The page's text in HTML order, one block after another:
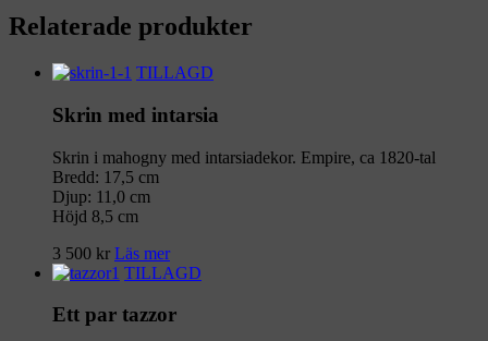
Relaterade produkter
TILLAGD
Skrin med intarsia
Skrin i mahogny med intarsiadekor. Empire, ca 1820-tal
Bredd: 17,5 cm
Djup: 11,0 cm
Höjd 8,5 cm
3 500 kr Läs mer
TILLAGD
Ett par tazzor